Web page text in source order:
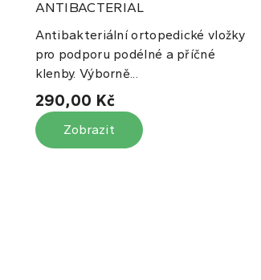
ANTIBACTERIAL
Antibakteriální ortopedické vložky
pro podporu podélné a příčné
klenby. Výborně...
290,00 Kč
Zobrazit